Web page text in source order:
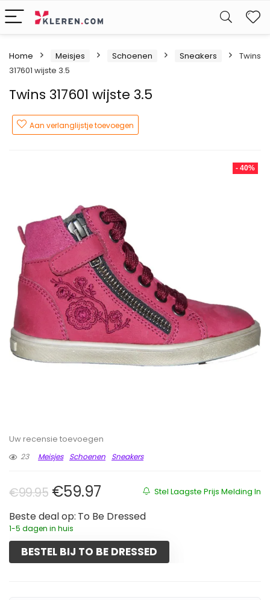
Home Meisjes Schoenen Sneakers
Twins
317601 wijste 3.5
Twins 317601 wijste 3.5
Aan verlanglijstje toevoegen
- 40%
Uw recensie toevoegen
23
Meisjes Schoenen Sneakers
Stel Laagste Prijs Melding In
€99.95 Oorspronkelijke prijs was:
€59.97Huidige prijs is: €59.97.
Beste deal op: To Be Dressed
1-5 dagen in huis
BESTEL BIJ TO BE DRESSED